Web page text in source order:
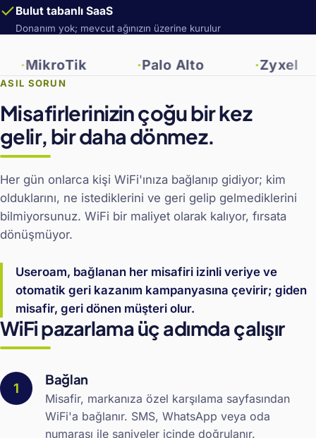
Bulut tabanlı SaaS
Donanım yok; mevcut ağınızın üzerine kurulur
Palo Alto Zyxel
ASIL SORUN
Misafirlerinizin çoğu bir kez
gelir, bir daha dönmez.
Her gün onlarca kişi WiFi'ınıza bağlanıp gidiyor; kim
olduklarını, ne istediklerini ve geri gelip gelmediklerini
bilmiyorsunuz. WiFi bir maliyet olarak kalıyor, fırsata
dönüşmüyor.
Useroam, bağlanan her misafiri izinli veriye ve
otomatik geri kazanım kampanyasına çevirir; giden
misafir, geri dönen müşteri olur.
WiFi pazarlama üç adımda çalışır
Bağlan
Misafir, markanıza özel karşılama sayfasından
WiFi'a bağlanır. SMS, WhatsApp veya oda
numarası ile saniyeler içinde doğrulanır.